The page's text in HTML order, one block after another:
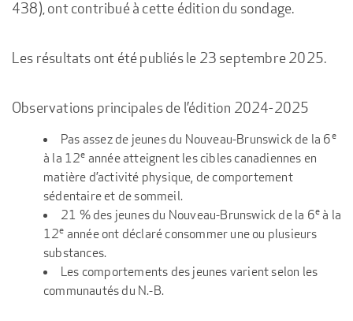
438), ont contribué à cette édition du sondage.
Les résultats ont été publiés le 23 septembre 2025.
Observations principales de l’édition 2024-2025
Pas assez de jeunes du Nouveau-Brunswick de la 6e
à la 12e année atteignent les cibles canadiennes en
matière d’activité physique, de comportement
sédentaire et de sommeil.
21 % des jeunes du Nouveau-Brunswick de la 6eà la
12e année ont déclaré consommer une ou plusieurs
substances.
Les comportements des jeunes varient selon les
communautés du N.-B.